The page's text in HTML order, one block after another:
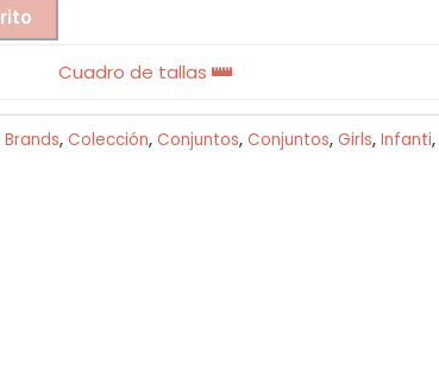
Cuadro de tallas
Brands, Colección, Conjuntos, Conjuntos, Girls, Infanti,